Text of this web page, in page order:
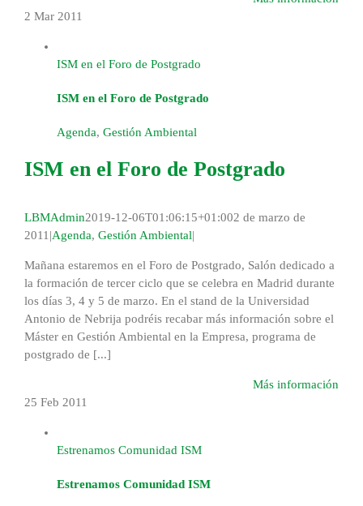
2 Mar 2011
ISM en el Foro de Postgrado
ISM en el Foro de Postgrado
Agenda, Gestión Ambiental
ISM en el Foro de Postgrado
LBMAdmin2019-12-06T01:06:15+01:002 de marzo de
2011 |Agenda, Gestión Ambiental|
Mañana estaremos en el Foro de Postgrado, Salón dedicado a
la formación de tercer ciclo que se celebra en Madrid durante
los días 3, 4 y 5 de marzo. En el stand de la Universidad
Antonio de Nebrija podréis recabar más información sobre el
Máster en Gestión Ambiental en la Empresa, programa de
postgrado de [...]
Más información
25 Feb 2011
Estrenamos Comunidad ISM
Estrenamos Comunidad ISM